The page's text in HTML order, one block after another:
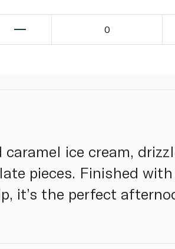
0
ice cream,
pieces. Finished with
it’s the perfect